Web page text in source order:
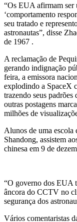
“Os EUA afirmam ser
‘comportamento
seu tratado e
astronautas”, disse
de 1967 .
A reclamação de
gerando indignação
feira, a emissora
explodindo a SpaceX
trazendo seus
outras postagens
milhões de
Alunos de uma escola
Shandong, assistem
chinesa em 9 de
“O governo dos EUA
âncora do CCTV no
segurança dos
Vários comentaristas